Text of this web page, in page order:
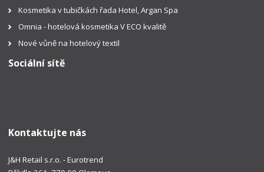
Kosmetika v tubičkách řada Hotel, Argan Spa
Omnia - hotelová kosmetika V ECO kvalitě
Nové vůně na hotelový textil
Sociální sítě
Kontaktujte nás
J&H Retail s.r.o. - Eurotrend